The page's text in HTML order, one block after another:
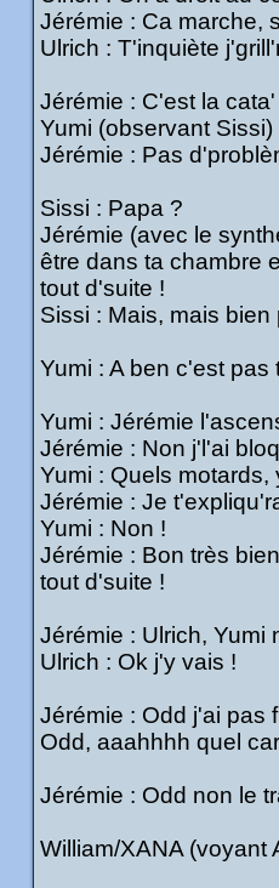
Jérémie : Ca marche,
Ulrich : T'inquiète
Jérémie : C'est la
Yumi (observant
Jérémie : Pas
Sissi : Papa ?
Jérémie (avec le
être dans ta chambre
tout d'suite !
Sissi : Mais, mais bien
Yumi : A ben c'est
Yumi : Jérémie
Jérémie : Non j'l'ai
Yumi : Quels motards,
Jérémie : Je
Yumi : Non !
Jérémie : Bon très
tout d'suite !
Jérémie : Ulrich, Yumi
Ulrich : Ok j'y vais !
Jérémie : Odd j'ai pas
Odd, aaahhhh quel
Jérémie : Odd non le
William/XANA (voyant